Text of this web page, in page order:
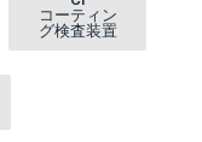
コーティン
グ検査装置